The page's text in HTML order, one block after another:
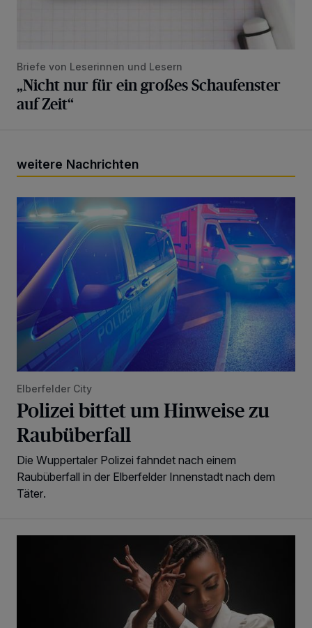
Briefe von Leserinnen und Lesern
„Nicht nur für ein großes Schaufenster
auf Zeit“
weitere Nachrichten
Polizei bittet um Hinweise zu Raubüberfall
Elberfelder City
Polizei bittet um Hinweise zu
Raubüberfall
Die Wuppertaler Polizei fahndet nach einem
Raubüberfall in der Elberfelder Innenstadt nach dem
Täter.
Neue Perspektiven „machen unsere gemeinsame Kultur